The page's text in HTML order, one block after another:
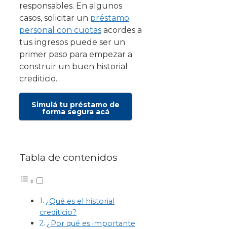
responsables. En algunos
casos, solicitar un préstamo
personal con cuotas acordes a
tus ingresos puede ser un
primer paso para empezar a
construir un buen historial
crediticio.
Simulá tu préstamo de
forma segura acá
Tabla de contenidos
¿Qué es el historial
crediticio?
¿Por qué es importante